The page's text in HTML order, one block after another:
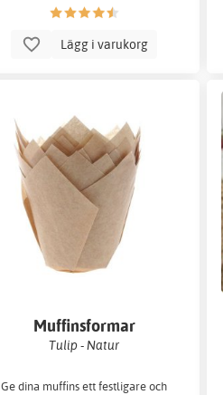
Lägg i varukorg
Muffinsformar
Tulip - Natur
Ge dina muffins ett festligare och